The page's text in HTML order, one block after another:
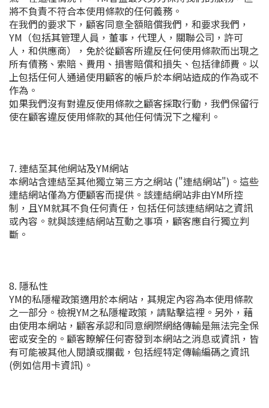
將不負責不符合本使用條款的任何義務。
在我們的要求下，顧客同意全額賠償我們，和要求我們，
YM（包括其管理人員，董事，代理人，關聯公司，許可
人，和供應商），免於從顧客所違反任何使用條款而出現之
所有債務、索賠、費用、損害賠償和損失、包括律師費。以
上包括任何人通過使用顧客的帳戶於本網站造成的作為或不
作為。
如果我們沒有對違反使用條款之顧客採取行動，我們保留行
使在顧客違反使用條款的其他任何情況下之權利。
7. 連結至其他網站及YM網站
本網站含連結至其他獨立第三方之網站 ("連結網站")。這些
連結網站僅為方便顧客而提供。該連結網站非由YM所控
制，且YM就其不負任何責任，包括任何該連結網站之資訊
或內容。就與該連結網站互動之事項，顧客應自行獨立判
斷。
8. 隱私性
YM的私隱權政策適用於本網站，其規定內容為本使用條款
之一部分。檢視YM之私隱權政策，請點擊這裡。另外，藉
由使用本網站，顧客承認和同意網際網絡傳輸是無法完全保
密或安全的。顧客瞭解任何寄發到本網站之消息或資訊，皆
有可能被其他人閱讀或攔截，包括經特定傳輸編碼之資訊
(例如信用卡資訊)。